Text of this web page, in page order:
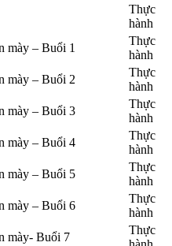
Thực
hành
mày – Buổi 1
Thực
hành
mày – Buổi 2
Thực
hành
mày – Buổi 3
Thực
hành
mày – Buổi 4
Thực
hành
mày – Buổi 5
Thực
hành
mày – Buổi 6
Thực
hành
mày- Buổi 7
Thực